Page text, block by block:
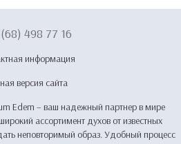
498 77 16
информация
версия сайта
Edem – ваш надежный партнер в мире
ассортимент духов от известных
неповторимый образ. Удобный процесс